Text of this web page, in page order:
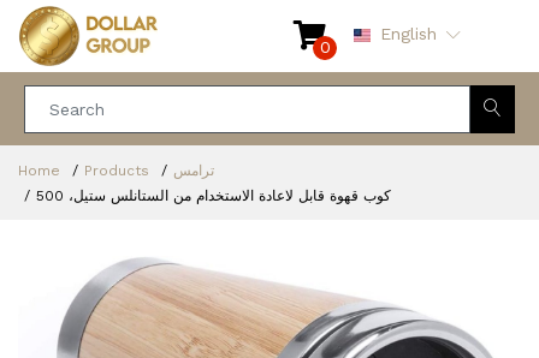
0
English
Home Products
ترامس
كوب قهوة قابل لاعادة الاستخدام من الستانلس ستيل، 500